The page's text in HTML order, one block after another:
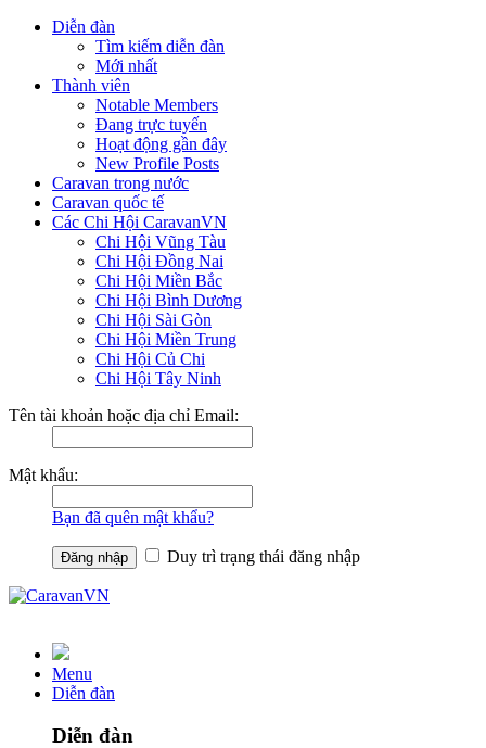
Diễn đàn
Tìm kiếm diễn đàn
Mới nhất
Thành viên
Notable Members
Đang trực tuyến
Hoạt động gần đây
New Profile Posts
Caravan trong nước
Caravan quốc tế
Các Chi Hội CaravanVN
Chi Hội Vũng Tàu
Chi Hội Đồng Nai
Chi Hội Miền Bắc
Chi Hội Bình Dương
Chi Hội Sài Gòn
Chi Hội Miền Trung
Chi Hội Củ Chi
Chi Hội Tây Ninh
Tên tài khoản hoặc địa chỉ Email:
Mật khẩu:
Bạn đã quên mật khẩu?
Duy trì trạng thái đăng nhập
Menu
Diễn đàn
Diễn đàn